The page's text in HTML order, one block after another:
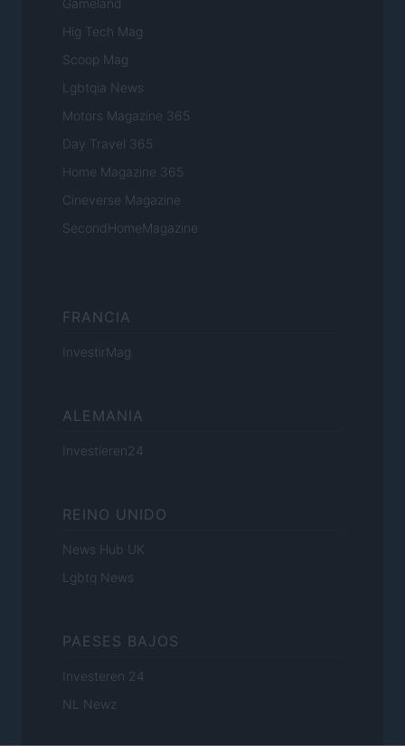
Gameland
Hig Tech Mag
Scoop Mag
Lgbtqia News
Motors Magazine 365
Day Travel 365
Home Magazine 365
Cineverse Magazine
SecondHomeMagazine
FRANCIA
InvestirMag
ALEMANIA
Investieren24
REINO UNIDO
News Hub UK
Lgbtq News
PAESES BAJOS
Investeren 24
NL Newz